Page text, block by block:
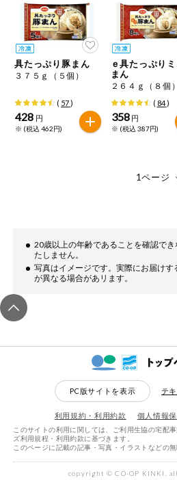
トク
複数注文でお
トク
ポイントがも
らえる！
お弁当用商品
いいもんみっ
け
オーガニック
ト・栄養補助
アレルゲン対
応
エシカル
リセットする
具たっぷり豚まん
３７５ｇ（５個）
( 57)
428 円
※ (税込 462円)
ｅ具たっぷり
まん
２６４ｇ（８個）
( 84)
358 円
※ (税込 387円)
20歳以上の年齢であることを確認で
たしません。
写真はイメージです。実際にお届け
が異なる場合があリます。
PC版サイトを表示 テ
利用規約・利用約款 個人情報
このサイトの利用に関しては、ご利用生協の宅配
ズ利用規程・利用約款に基づきます。
このページに記載の記事・写真・イラストなどの無
copyright © CO-OP KINKI.